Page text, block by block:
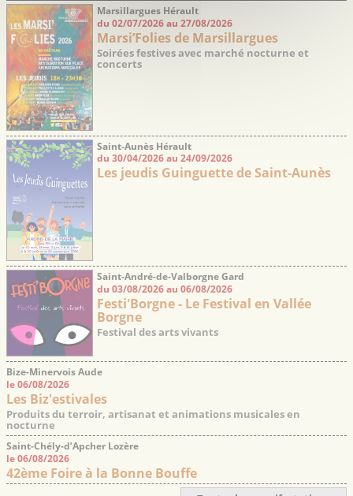
Marsillargues Hérault
du 02/07/2026 au 27/08/2026
Marsi’Folies de Marsillargues
Soirées festives avec marché nocturne et
concerts
Saint-Aunès Hérault
du 30/04/2026 au 24/09/2026
Les jeudis Guinguette de Saint-Aunès
Saint-André-de-Valborgne Gard
du 03/08/2026 au 06/08/2026
Festi'Borgne - Le Festival en Vallée
Borgne
Festival des arts vivants
Bize-Minervois Aude
le 06/08/2026
Les Biz'estivales
Produits du terroir, artisanat et animations musicales en
nocturne
Saint-Chély-d’Apcher Lozère
le 06/08/2026
42ème Foire à la Bonne Bouffe